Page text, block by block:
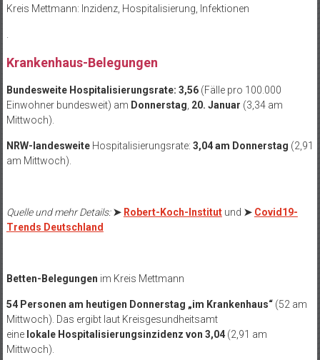
Kreis Mettmann: Inzidenz, Hospitalisierung, Infektionen
Krankenhaus-Belegungen
Bundesweite Hospitalisierungsrate: 3,56 (Fälle pro 100.000
Einwohner bundesweit) am Donnerstag 20. Januar (3,34 am
Mittwoch).
NRW-landesweiteHospitalisierungsrate: 3,04 am Donnerstag (2,91
am Mittwoch).
Quelle und mehr Details:➤ Robert-Koch-Institutund ➤ Covid19-
Trends Deutschland
Betten-Belegungen im Kreis Mettmann
54 Personen am heutigen Donnerstag „im Krankenhaus“ (52 am
Mittwoch). Das ergibt laut Kreisgesundheitsamt
eine lokale Hospitalisierungsinzidenz von 3,04 (2,91 am
Mittwoch).